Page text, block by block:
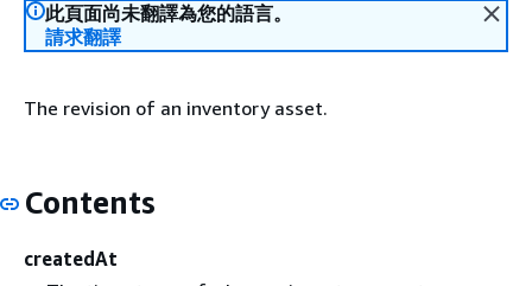
此頁面尚未翻譯為您的語言。
請求翻譯
The revision of an inventory asset.
Contents
createdAt